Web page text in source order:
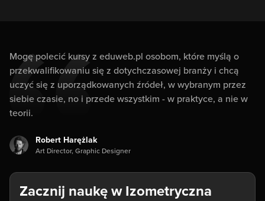
Mogę polecić kursy z eduweb.pl osobom, które myślą o
przekwalifikowaniu się z dotychczasowej branży i chcą
uczyć się z uporządkowanych źródeł, w wybranym przez
siebie czasie, no i przede wszystkim - w praktyce, a nie w
teorii.
Robert Harężlak
Art Director, Graphic Designer
Zacznij naukę w Izometryczna